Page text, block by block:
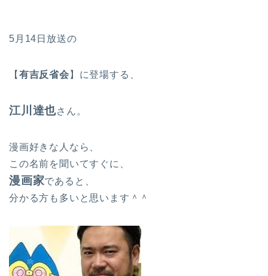
5月14日放送の
【 有吉反省会 】 に登場する、
江川達也さん。
漫画好きな人なら、
この名前を聞いてすぐに、
漫画家であると、
分かる方も多いと思います＾＾